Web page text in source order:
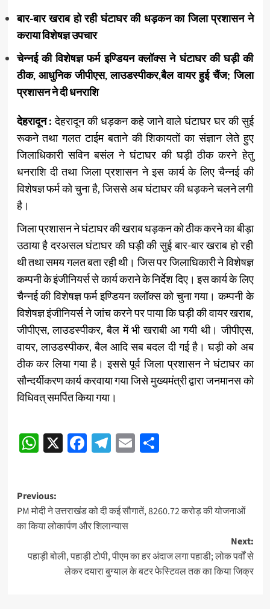
बार-बार खराब हो रही घंटाघर की धड़कन का जिला प्रशासन ने
कराया विशेषज्ञ उपचार
चेन्नई की विशेषज्ञ फर्म इण्डियन क्लॉक्स ने घंटाघर की घड़ी की
ठीक, आधुनिक जीपीएस, लाउडस्पीकर,बैल वायर हुई चैंज; जिला
प्रशासन ने दी धनराशि
देहरादून : देहरादून की धड़कन कहे जाने वाले घंटाघर घर की सुई
रूकने तथा गलत टाईम बताने की शिकायतों का संज्ञान लेते हुए
जिलाधिकारी सविन बसंल ने घंटाघर की घड़ी ठीक करने हेतु
धनराशि दी तथा जिला प्रशासन ने इस कार्य के लिए चैन्नई की
विशेषज्ञ फर्म को चुना है, जिससे अब घंटाघर की धड़कने चलने लगी
है।
जिला प्रशासन ने घंटाघर की खराब धड़कन को ठीक करने का बीड़ा
उठाया है दरअसल घंटाघर की घड़ी की सुई बार-बार खराब हो रही
थी तथा समय गलत बता रही थी। जिस पर जिलाधिकारी ने विशेषज्ञ
कम्पनी के इंजीनियर्स से कार्य कराने के निर्देश दिए। इस कार्य के लिए
चैन्नई की विशेषज्ञ फर्म इण्डियन क्लॉक्स को चुना गया। कम्पनी के
विशेषज्ञ इंजीनियर्स ने जांच करने पर पाया कि घड़ी की वायर खराब,
जीपीएस, लाउडस्पीकर, बैल में भी खराबी आ गयी थी। जीपीएस,
वायर, लाउडस्पीकर, बैल आदि सब बदल दी गई है। घड़ी को अब
ठीक कर लिया गया है। इससे पूर्व जिला प्रशासन ने घंटाघर का
सौन्दर्यीकरण कार्य करवाया गया जिसे मुख्यमंत्री द्वारा जनमानस को
विधिवत् समर्पित किया गया।
Post
navigation
WhatsApp
X Facebook
Telegram
EmailShare
Post
navigation
Previous:
PM मोदी ने उत्तराखंड को दी कई सौगातें, 8260.72 करोड़ की योजनाओं
का किया लोकार्पण और शिलान्यास
Next:
पहाड़ी बोली, पहाड़ी टोपी, पीएम का हर अंदाज लगा पहाडी; लोक पर्वों से
लेकर दयारा बुग्याल के बटर फेस्टिवल तक का किया जिक्र